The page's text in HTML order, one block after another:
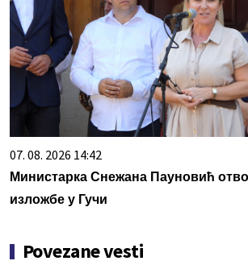
07. 08. 2026 14:42
Министарка Снежана Пауновић
изложбе у Гучи
Povezane vesti